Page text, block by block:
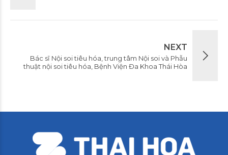
NEXT
Bác sĩ Nội soi tiêu hóa, trung tâm Nội soi và Phẫu
thuật nội soi tiêu hóa, Bệnh Viện Đa Khoa Thái Hòa